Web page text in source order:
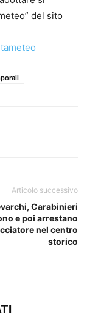
del sito
Articolo successivo
Carabinieri
e poi arrestano
nel centro
storico